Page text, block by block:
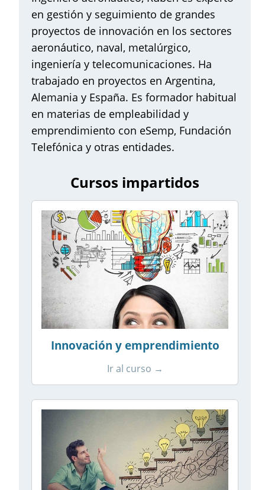
Inscripción
Contacta con nosotros
en gestión y seguimiento de grandes
proyectos de innovación en los sectores
aeronáutico, naval, metalúrgico,
ingeniería y telecomunicaciones. Ha
trabajado en proyectos en Argentina,
Alemania y España. Es formador habitual
en materias de empleabilidad y
emprendimiento con eSemp, Fundación
Telefónica y otras entidades.
Cursos impartidos
Innovación y emprendimiento
Ir al curso →